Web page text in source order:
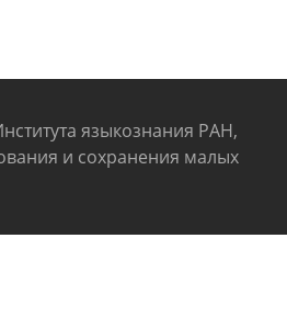
языкознания РАН,
и сохранения малых